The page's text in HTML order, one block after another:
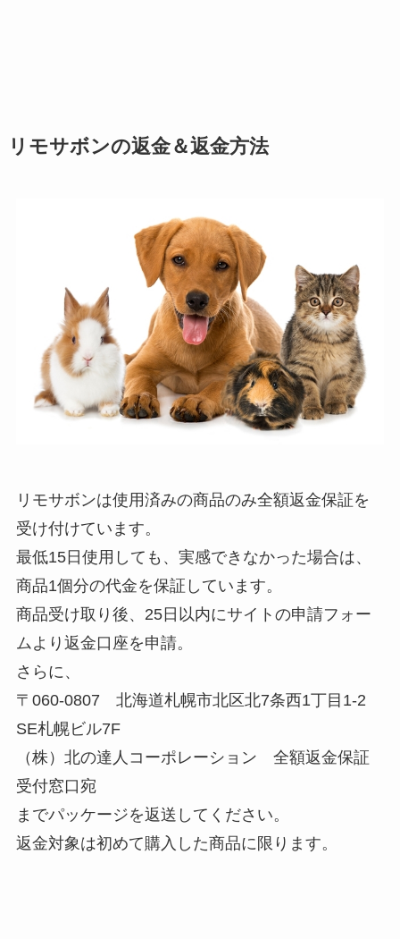
リモサボンの返金＆返金方法
リモサボンは使用済みの商品のみ全額返金保証を
受け付けています。
最低15日使用しても、実感できなかった場合は、
商品1個分の代金を保証しています。
商品受け取り後、25日以内にサイトの申請フォー
ムより返金口座を申請。
さらに、
〒060-0807 北海道札幌市北区北7条西1丁目1-2
SE札幌ビル7F
（株）北の達人コーポレーション 全額返金保証
受付窓口宛
までパッケージを返送してください。
返金対象は初めて購入した商品に限ります。